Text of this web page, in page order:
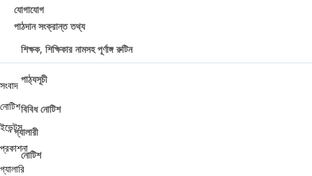
যোগাযোগ
পাঠদান সংক্রান্ত তথ্য
শিক্ষক, শিক্ষিকার নামসহ পূর্ণাঙ্গ রুটিন
পাঠ্যসূচী
বিবিধ নোটিশ
গ্যালারী
নোটিশ
সংবাদ
নোটিশ
ইভেন্টস
প্রকাশনা
গ্যালারি